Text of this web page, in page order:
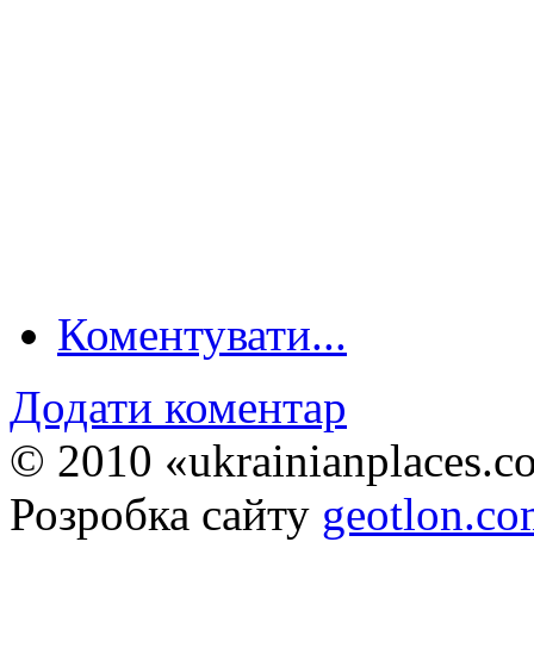
Коментувати...
Додати коментар
© 2010
Розробка сайту